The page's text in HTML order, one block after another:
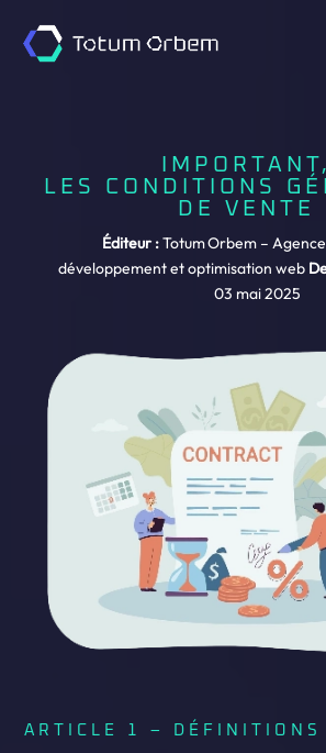
IMPORTANT,
LES CONDITIONS
DE VENTE
Éditeur :Totum Orbem –
développement et optimisation web
03 mai 2025
ARTICLE 1 – DÉFINITIONS